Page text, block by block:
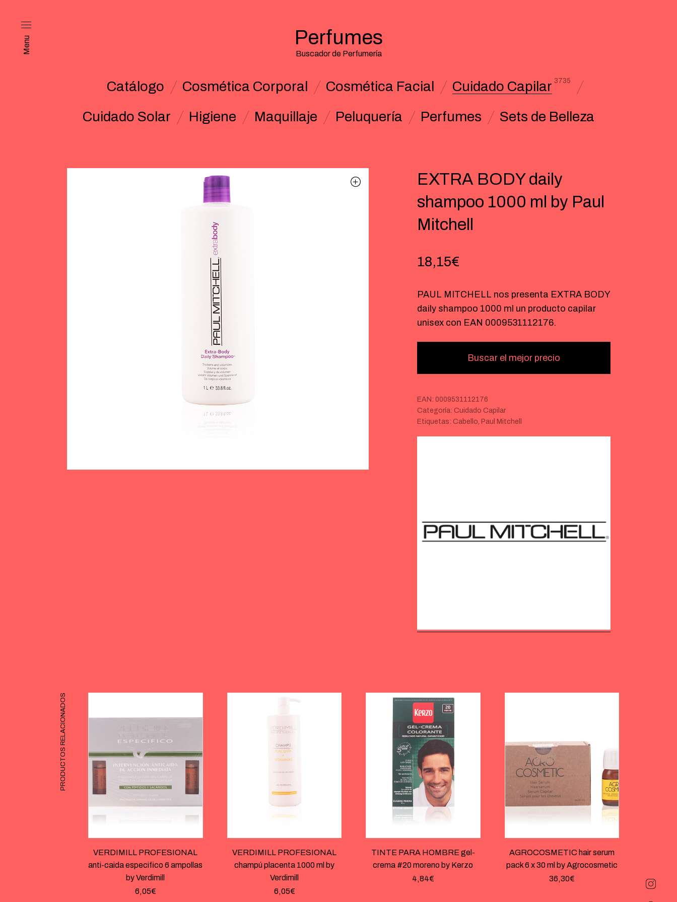
Menu Perfumes
Buscador de Perfumería
Catálogo Cosmética Corporal Cosmética Facial Cuidado Capilar 3735
Cuidado Solar Higiene Maquillaje Peluquería Perfumes Sets de Belleza
EXTRA BODY daily
shampoo 1000 ml by Paul
Mitchell
18,15€
PAUL MITCHELL nos presenta EXTRA BODY
daily shampoo 1000 ml un producto capilar
unisex con EAN 0009531112176.
Buscar el mejor precio
EAN: 0009531112176
Categoría: Cuidado Capilar
Etiquetas: Cabello, Paul Mitchell
PRODUCTOS RELACIONADOS
VERDIMILL PROFESIONAL
anti-caida especifico 6 ampollas
by Verdimill
6,05€
VERDIMILL PROFESIONAL
champú placenta 1000 ml by
Verdimill
6,05€
TINTE PARA HOMBRE gel-
crema #20 moreno by Kerzo
4,84€
AGROCOSMETIC hair serum
pack 6 x 30 ml by Agrocosmetic
36,30€